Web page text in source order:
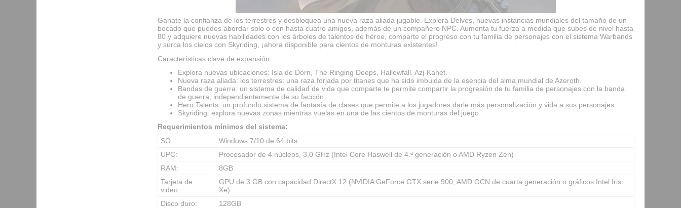
Gánate la confianza de los terrestres y desbloquea una nueva raza aliada jugable. Explora Delves, nuevas instancias mundiales del tamaño de un
bocado que puedes abordar solo o con hasta cuatro amigos, además de un compañero NPC. Aumenta tu fuerza a medida que subes de nivel hasta
80 y adquiere nuevas habilidades con los árboles de talentos de héroe, comparte el progreso con tu familia de personajes con el sistema Warbands
y surca los cielos con Skyriding, ¡ahora disponible para cientos de monturas existentes!
Características clave de expansión:
Explora nuevas ubicaciones: Isla de Dorn, The Ringing Deeps, Hallowfall, Azj-Kahet.
Nueva raza aliada: los terrestres: una raza forjada por titanes que ha sido imbuida de la esencia del alma mundial de Azeroth.
Bandas de guerra: un sistema de calidad de vida que comparte te permite compartir la progresión de tu familia de personajes con la banda
de guerra, independientemente de su facción.
Hero Talents: un profundo sistema de fantasía de clases que permite a los jugadores darle más personalización y vida a sus personajes.
Skyriding: explora nuevas zonas mientras vuelas en una de las cientos de monturas del juego.
Requerimientos mínimos del sistema:
SO:
Windows 7/10 de 64 bits
UPC:
Procesador de 4 núcleos, 3,0 GHz (Intel Core Haswell de 4.ª generación o AMD Ryzen Zen)
RAM:
8GB
Tarjeta de
video:
GPU de 3 GB con capacidad DirectX 12 (NVIDIA GeForce GTX serie 900, AMD GCN de cuarta generación o gráficos Intel Iris
Xe)
Disco duro:
128GB